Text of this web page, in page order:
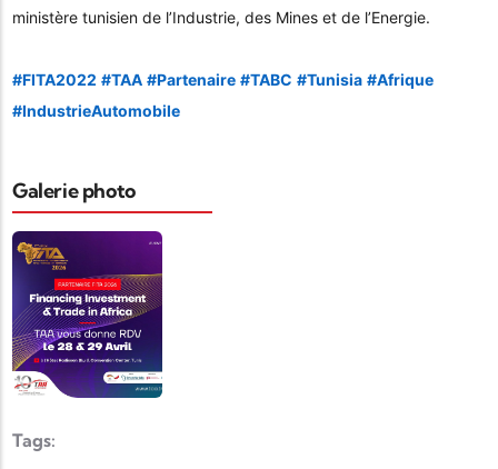
ministère tunisien de l’Industrie, des Mines et de l’Energie.
hashtag
#FITA2022
hashtag
#TAA
hashtag
#Partenaire
hashtag
#TABC
hashtag
#Tunisia
hashtag
#Afrique
hashtag
#IndustrieAutomobile
Galerie photo
Tags: